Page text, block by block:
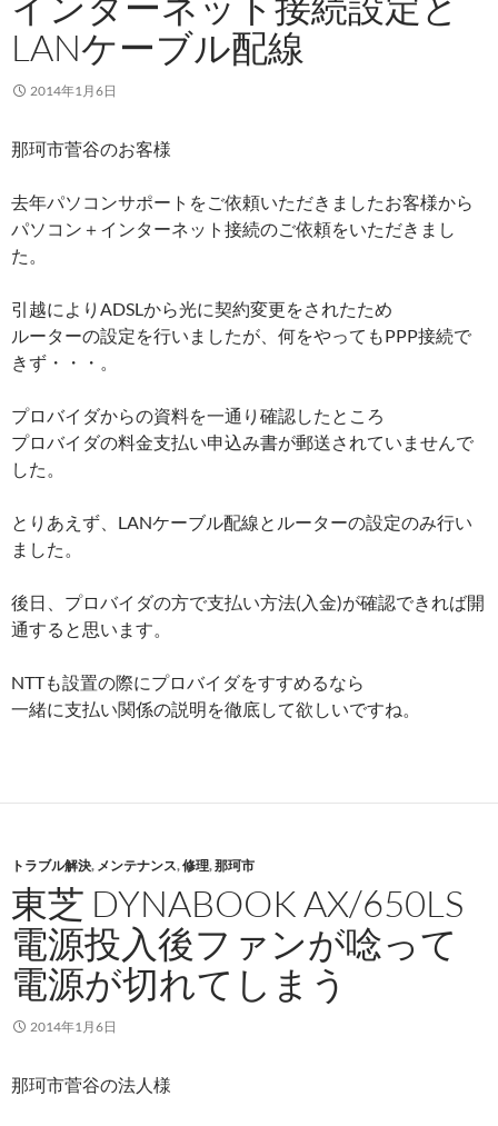
LANケーブル配線
2014年1月6日
那珂市菅谷のお客様
去年パソコンサポートをご依頼いただきましたお客様から
パソコン＋インターネット接続のご依頼をいただきまし
た。
引越によりADSLから光に契約変更をされたため
ルーターの設定を行いましたが、何をやってもPPP接続で
きず・・・。
プロバイダからの資料を一通り確認したところ
プロバイダの料金支払い申込み書が郵送されていませんで
した。
とりあえず、LANケーブル配線とルーターの設定のみ行い
ました。
後日、プロバイダの方で支払い方法(入金)が確認できれば開
通すると思います。
NTTも設置の際にプロバイダをすすめるなら
一緒に支払い関係の説明を徹底して欲しいですね。
トラブル解決, メンテナンス,修理,那珂市
東芝 DYNABOOK AX/650LS
電源投入後ファンが唸って
電源が切れてしまう
2014年1月6日
那珂市菅谷の法人様